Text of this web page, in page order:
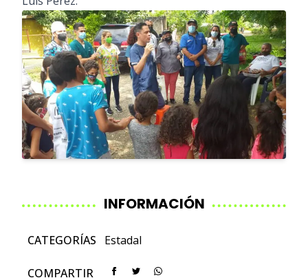
INFORMACIÓN
CATEGORÍAS Estadal
COMPARTIR